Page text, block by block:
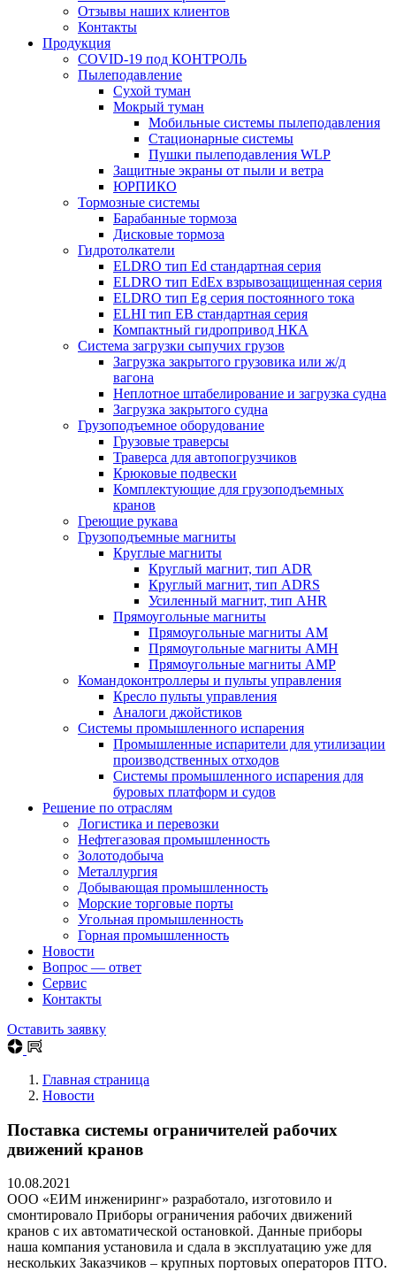
Отзывы наших клиентов
Контакты
Продукция
COVID-19 под КОНТРОЛЬ
Пылеподавление
Сухой туман
Мокрый туман
Мобильные системы пылеподавления
Стационарные системы
Пушки пылеподавления WLP
Защитные экраны от пыли и ветра
ЮРПИКО
Тормозные системы
Барабанные тормоза
Дисковые тормоза
Гидротолкатели
ELDRO тип Ed стандартная серия
ELDRO тип EdEx взрывозащищенная серия
ELDRO тип Eg серия постоянного тока
ELHI тип ЕВ стандартная серия
Компактный гидропривод НКА
Система загрузки сыпучих грузов
Загрузка закрытого грузовика или ж/д
вагона
Неплотное штабелирование и загрузка судна
Загрузка закрытого судна
Грузоподъемное оборудование
Грузовые траверсы
Траверса для автопогрузчиков
Крюковые подвески
Комплектующие для грузоподъемных
кранов
Греющие рукава
Грузоподъемные магниты
Круглые магниты
Круглый магнит, тип ADR
Круглый магнит, тип ADRS
Усиленный магнит, тип AHR
Прямоугольные магниты
Прямоугольные магниты AM
Прямоугольные магниты AMH
Прямоугольные магниты AMP
Командоконтроллеры и пульты управления
Кресло пульты управления
Аналоги джойстиков
Системы промышленного испарения
Промышленные испарители для утилизации
производственных отходов
Системы промышленного испарения для
буровых платформ и судов
Решение по отраслям
Логистика и перевозки
Нефтегазовая промышленность
Золотодобыча
Металлургия
Добывающая промышленность
Морские торговые порты
Угольная промышленность
Горная промышленность
Новости
Вопрос — ответ
Сервис
Контакты
Оставить заявку
Главная страница
Новости
Поставка системы ограничителей рабочих
движений кранов
10.08.2021
ООО «ЕИМ инжениринг» разработало, изготовило и
смонтировало Приборы ограничения рабочих движений
кранов с их автоматической остановкой. Данные приборы
наша компания установила и сдала в эксплуатацию уже для
нескольких Заказчиков – крупных портовых операторов ПТО.